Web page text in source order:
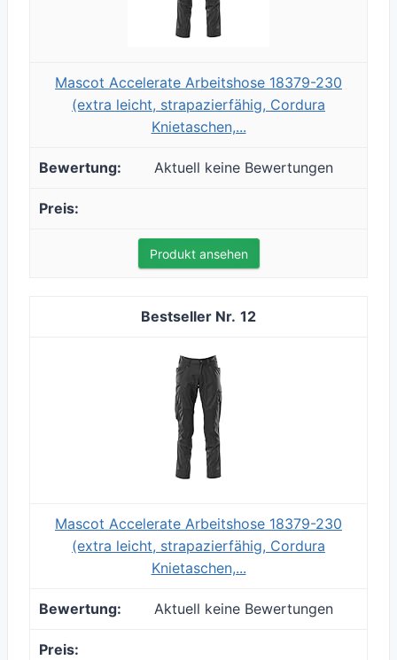
Mascot Accelerate Arbeitshose 18379-230
(extra leicht, strapazierfähig, Cordura
Knietaschen,...
Aktuell keine Bewertungen
Produkt ansehen
12
Mascot Accelerate Arbeitshose 18379-230
(extra leicht, strapazierfähig, Cordura
Knietaschen,...
Aktuell keine Bewertungen